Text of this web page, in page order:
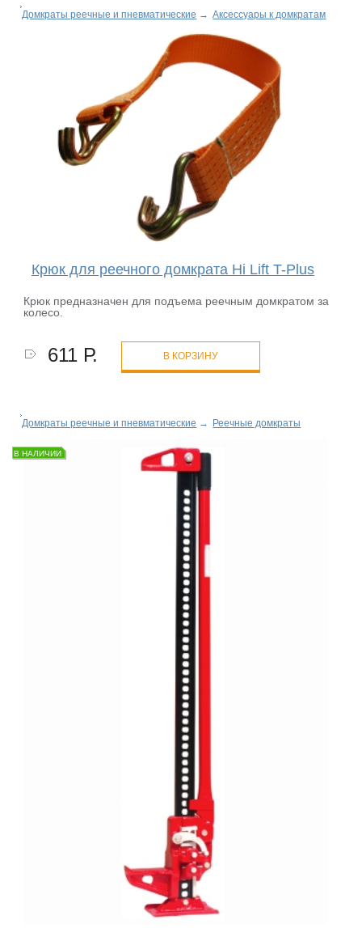
Домкраты реечные и пневматические → Аксессуары к домкратам
Крюк для реечного домкрата Hi Lift T-Plus
Крюк предназначен для подъема реечным домкратом за
колесо.
611 Р. В КОРЗИНУ
Домкраты реечные и пневматические → Реечные домкраты
В НАЛИЧИИ